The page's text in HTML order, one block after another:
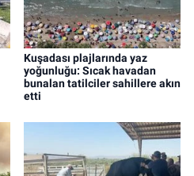
Kuşadası plajlarında yaz
yoğunluğu: Sıcak havadan
bunalan tatilciler sahillere akın
etti